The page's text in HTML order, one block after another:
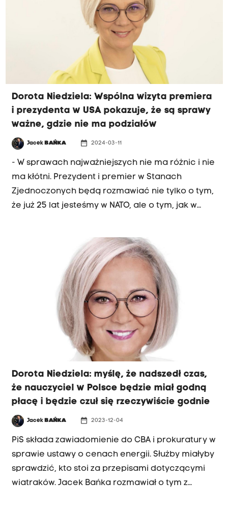
taki łatwy. Wicemarszałek odniosła się też do
tego, co dzieje się w polskiej polityce i wyjaśniła,
że koalicja rządząca, która rozlicza poprzednią
"Polityk powinien wiedzieć, że każdy, kto popełni
błąd, będzie musiał za to odpowiedzieć" -
podkreślała.
Dorota Niedziela: Wspólna wizyta premiera
i prezydenta w USA pokazuje, że są sprawy
ważne, gdzie nie ma podziałów
Jacek BAŃKA date_range 2024-03-11
- W sprawach najważniejszych nie ma różnic i nie
ma kłótni. Prezydent i premier w Stanach
Zjednoczonych będą rozmawiać nie tylko o tym,
że już 25 lat jesteśmy w NATO, ale o tym, jak w
na antenie Radia Kraków Dorota Niedziela,
wicemarszałek Sejmu i wiceszefowa PO. O 9.00
rozpocznie się narada prezydenta i premiera
przed wspólnym wylotem do Stanów
Zjednoczonych. W posiedzeniu Rady
Bezpieczeństwa Narodowego wezmą udział
także przedstawiciele resortów siłowych,
kierownictwo MSZ oraz przedstawiciele
wszystkich klubów parlamentarnych i wojskowi
dowódcy. "Nasze stosunki ze Stanami
Zjednoczonymi są bardzo dobre, niezależnie od
tego, która opcja rządząca jest u władzy" -
dodała Dorota Niedziela.
Dorota Niedziela: myślę, że nadszedł czas,
że nauczyciel w Polsce będzie miał godną
płacę i będzie czuł się rzeczywiście godnie
Jacek BAŃKA date_range 2023-12-04
PiS składa zawiadomienie do CBA i prokuratury w
sprawie ustawy o cenach energii. Służby miałyby
sprawdzić, kto stoi za przepisami dotyczącymi
wiatraków. Jacek Bańka rozmawiał o tym z